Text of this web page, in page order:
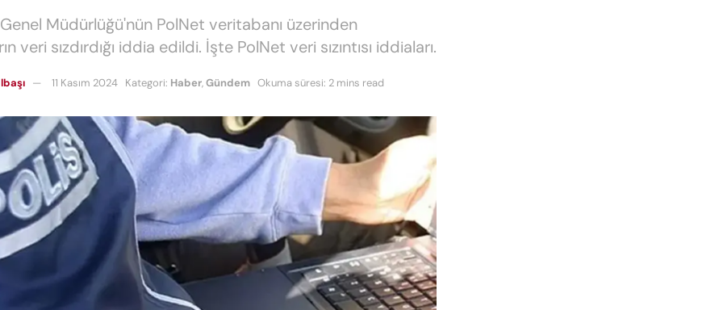
Müdürlüğü'nün PolNet veritabanı üzerinden
veri sızdırdığı iddia edildi. İşte PolNet veri sızıntısı iddiaları.
11 Kasım 2024 Kategori: Haber,Gündem Okuma süresi: 2 mins read